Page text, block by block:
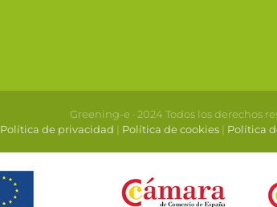
Greening-e · 2024 Todos los derechos
Política de privacidad | Política de cookies| Política